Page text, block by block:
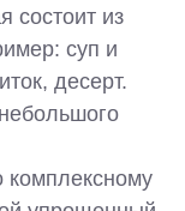
состоит из
суп и
десерт.
комплексному